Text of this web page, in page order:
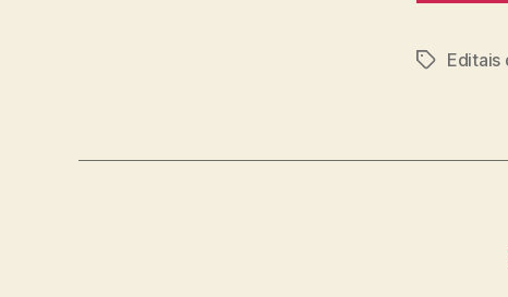
TagsEditais